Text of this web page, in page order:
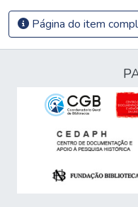
Página do item